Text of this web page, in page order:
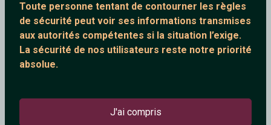
Toute personne tentant de contourner les règles
de sécurité peut voir ses informations transmises
aux autorités compétentes si la situation l’exige.
La sécurité de nos utilisateurs reste notre priorité
absolue.
J'ai compris
Notcome Christian